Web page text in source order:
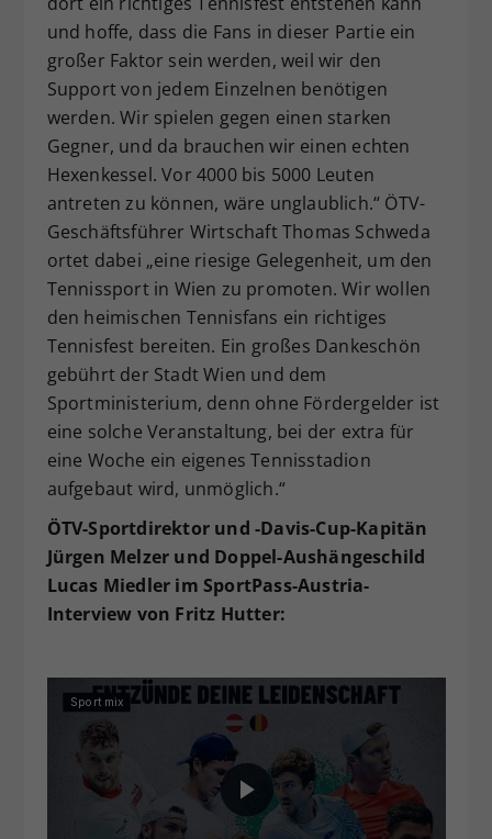
und hoffe, dass die Fans in dieser Partie ein
großer Faktor sein werden, weil wir den
Support von jedem Einzelnen benötigen
werden. Wir spielen gegen einen starken
Gegner, und da brauchen wir einen echten
Hexenkessel. Vor 4000 bis 5000 Leuten
antreten zu können, wäre unglaublich.“ ÖTV-
Geschäftsführer Wirtschaft Thomas Schweda
ortet dabei „eine riesige Gelegenheit, um den
Tennissport in Wien zu promoten. Wir wollen
den heimischen Tennisfans ein richtiges
Tennisfest bereiten. Ein großes Dankeschön
gebührt der Stadt Wien und dem
Sportministerium, denn ohne Fördergelder ist
eine solche Veranstaltung, bei der extra für
eine Woche ein eigenes Tennisstadion
aufgebaut wird, unmöglich.“
ÖTV-Sportdirektor und -Davis-Cup-Kapitän
Jürgen Melzer und Doppel-Aushängeschild
Lucas Miedler im SportPass-Austria-
Interview von Fritz Hutter: